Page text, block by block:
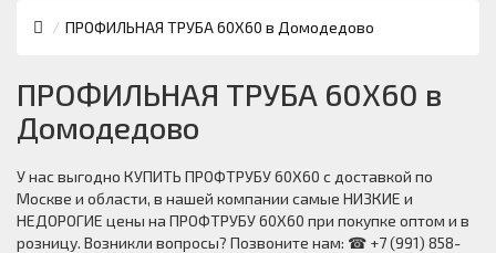
ПРОФИЛЬНАЯ ТРУБА 60Х60 в Домодедово
ПРОФИЛЬНАЯ ТРУБА 60Х60 в
Домодедово
У нас выгодно КУПИТЬ ПРОФТРУБУ 60Х60 с доставкой по
Москве и области, в нашей компании самые НИЗКИЕ и
НЕДОРОГИЕ цены на ПРОФТРУБУ 60Х60 при покупке оптом и в
розницу. Возникли вопросы? Позвоните нам: ☎ +7 (991) 858-